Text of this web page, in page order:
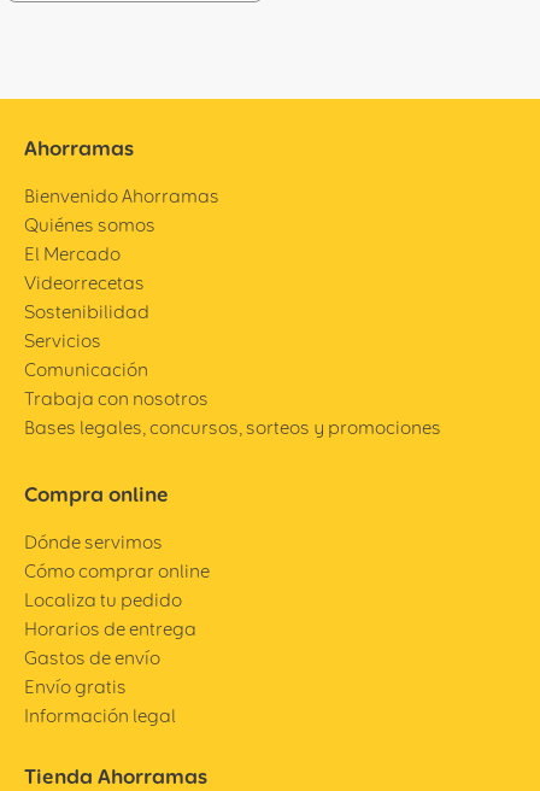
Ahorramas
Bienvenido Ahorramas
Quiénes somos
El Mercado
Videorrecetas
Sostenibilidad
Servicios
Comunicación
Trabaja con nosotros
Bases legales, concursos, sorteos y promociones
Compra online
Dónde servimos
Cómo comprar online
Localiza tu pedido
Horarios de entrega
Gastos de envío
Envío gratis
Información legal
Tienda Ahorramas